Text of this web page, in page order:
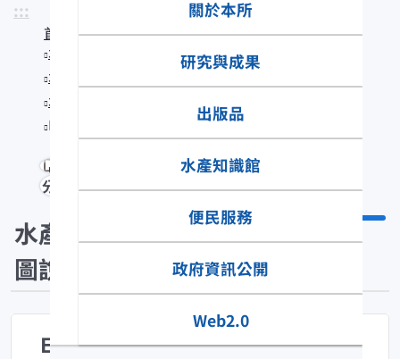
關於本所
研究與成果
出版品
水產知識館
便民服務
政府資訊公開
Web2.0
:::
首頁
水產知識館
水產數位典藏
水產生物圖說
Epinephelus morrhua
分享
水產生物
圖說
Epinephelus morrhua